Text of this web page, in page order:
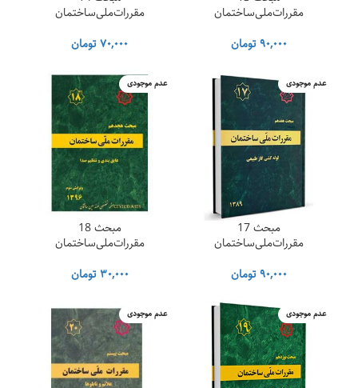
مقررات‌ملی‌ساختمان
۹۰,۰۰۰تومان
مقررات‌ملی‌ساختمان
۷۰,۰۰۰تومان
عدم موجودی
مبحث 17
مقررات‌ملی‌ساختمان
۹۰,۰۰۰تومان
عدم موجودی
مبحث 18
مقررات‌ملی‌ساختمان
۳۰,۰۰۰تومان
عدم موجودی عدم موجودی